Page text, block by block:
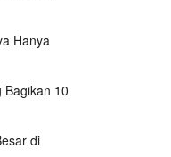
Hanya
Bagikan 10
di